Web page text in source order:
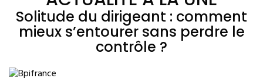
Solitude du dirigeant : comment
mieux s’entourer sans perdre le
contrôle ?